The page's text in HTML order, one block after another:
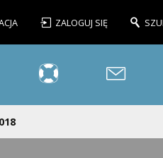
ZALOGUJ SIĘ